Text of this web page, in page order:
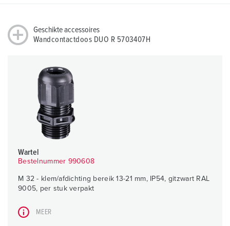
Geschikte accessoires
Wandcontactdoos DUO R 5703407H
Wartel
Bestelnummer 990608
M 32 - klem/afdichting bereik 13-21 mm, IP54, gitzwart RAL
9005, per stuk verpakt
MEER